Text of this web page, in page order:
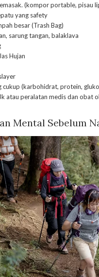
(kompor portable, pisau
yang safety
besar (Trash Bag)
sarung tangan, balaklava
Hujan
cukup (karbohidrat, protein,
atau peralatan medis dan obat
Mental Sebelum